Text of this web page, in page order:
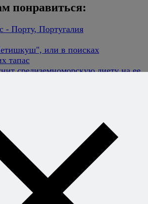
понравиться:
- Порту, Португалия
или в поисках
тапас
средиземноморскую диету на ее
Хотите
готовить без
рецептов -
уверенно и
легко?